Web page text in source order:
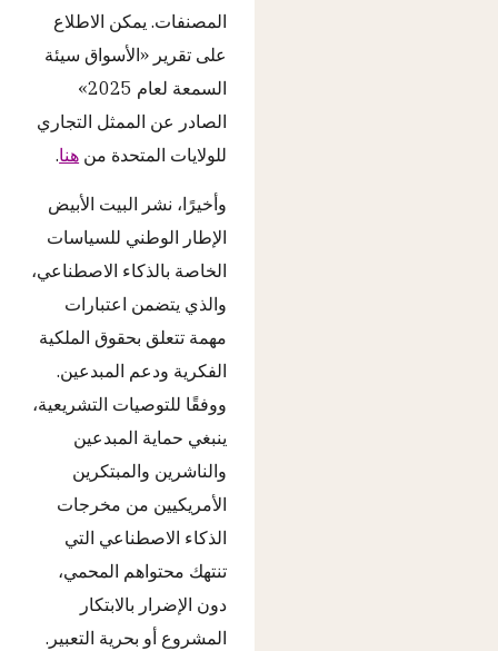
المصنفات. يمكن الاطلاع
على تقرير «الأسواق سيئة
السمعة لعام 2025»
الصادر عن الممثل التجاري
للولايات المتحدة من هنا.
وأخيرًا، نشر البيت الأبيض
الإطار الوطني للسياسات
الخاصة بالذكاء الاصطناعي،
والذي يتضمن اعتبارات
مهمة تتعلق بحقوق الملكية
الفكرية ودعم المبدعين.
ووفقًا للتوصيات التشريعية،
ينبغي حماية المبدعين
والناشرين والمبتكرين
الأمريكيين من مخرجات
الذكاء الاصطناعي التي
تنتهك محتواهم المحمي،
دون الإضرار بالابتكار
المشروع أو بحرية التعبير.